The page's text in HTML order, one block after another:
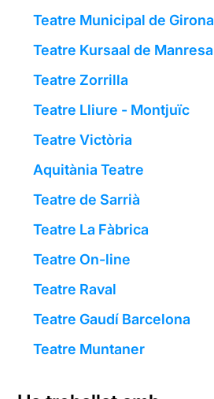
Teatre Municipal de Girona
Teatre Kursaal de Manresa
Teatre Zorrilla
Teatre Lliure - Montjuïc
Teatre Victòria
Aquitània Teatre
Teatre de Sarrià
Teatre La Fàbrica
Teatre On-line
Teatre Raval
Teatre Gaudí Barcelona
Teatre Muntaner